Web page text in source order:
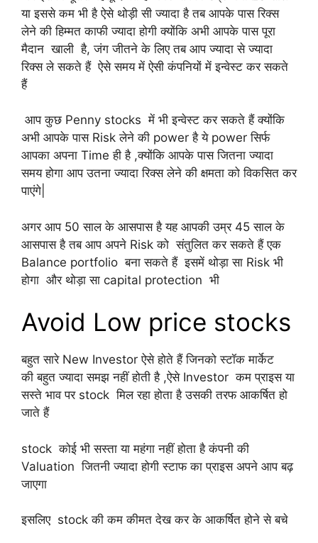
या इससे कम भी है ऐसे थोड़ी सी ज्यादा है तब आपके पास रिक्स
लेने की हिम्मत काफी ज्यादा होगी क्योंकि अभी आपके पास पूरा
मैदान खाली है, जंग जीतने के लिए तब आप ज्यादा से ज्यादा
रिक्स ले सकते हैं ऐसे समय में ऐसी कंपनियों में इन्वेस्ट कर सकते
हैं
आप कुछ Penny stocks में भी इन्वेस्ट कर सकते हैं क्योंकि
अभी आपके पास Risk लेने की power है ये power सिर्फ
आपका अपना Time ही है ,क्योंकि आपके पास जितना ज्यादा
समय होगा आप उतना ज्यादा रिक्स लेने की क्षमता को विकसित कर
पाएंगे|
अगर आप 50 साल के आसपास है यह आपकी उम्र 45 साल के
आसपास है तब आप अपने Risk को संतुलित कर सकते हैं एक
Balance portfolio बना सकते हैं इसमें थोड़ा सा Risk भी
होगा और थोड़ा सा capital protection भी
Avoid Low price stocks
बहुत सारे New Investor ऐसे होते हैं जिनको स्टॉक मार्केट
की बहुत ज्यादा समझ नहीं होती है ,ऐसे Investor कम प्राइस या
सस्ते भाव पर stock मिल रहा होता है उसकी तरफ आकर्षित हो
जाते हैं
stock कोई भी सस्ता या महंगा नहीं होता है कंपनी की
Valuation जितनी ज्यादा होगी स्टाफ का प्राइस अपने आप बढ़
जाएगा
इसलिए stock की कम कीमत देख कर के आकर्षित होने से बचे